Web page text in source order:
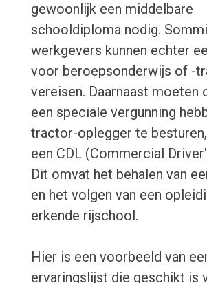
gewoonlijk een middelbare
schooldiploma nodig.
werkgevers kunnen echter
voor beroepsonderwijs of -
vereisen. Daarnaast moeten
een speciale vergunning
tractor-oplegger te
een CDL (Commercial
Dit omvat het behalen van
en het volgen van een
erkende rijschool.
Hier is een voorbeeld van
ervaringslijst die geschikt is